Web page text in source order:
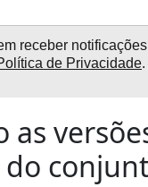
receber
de Privacidade.
as